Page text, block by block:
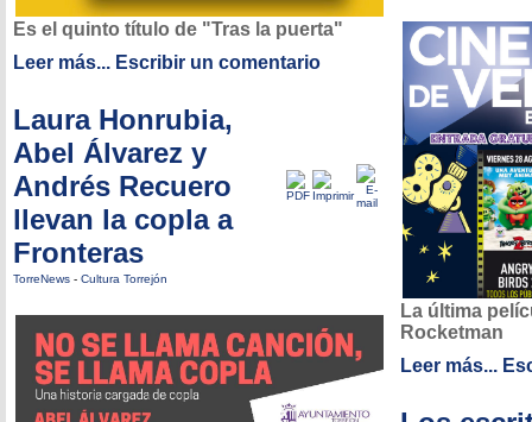
Es el quinto título de "Tras la puerta"
Leer más... Escribir un comentario
Laura Honrubia,
Abel Álvarez y
Andrés Recuero
llevan la copla a
Fronteras
TorreNews - Cultura Torrejón
La última
Rocketman
Leer más...